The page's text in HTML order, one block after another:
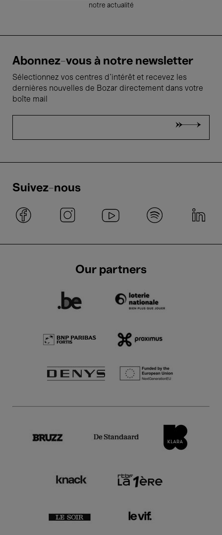
notre actualité
Abonnez-vous à notre newsletter
Sélectionnez vos centres d'intérêt et recevez les
dernières nouvelles de Bozar directement dans votre
boîte mail
Suivez-nous
Our partners